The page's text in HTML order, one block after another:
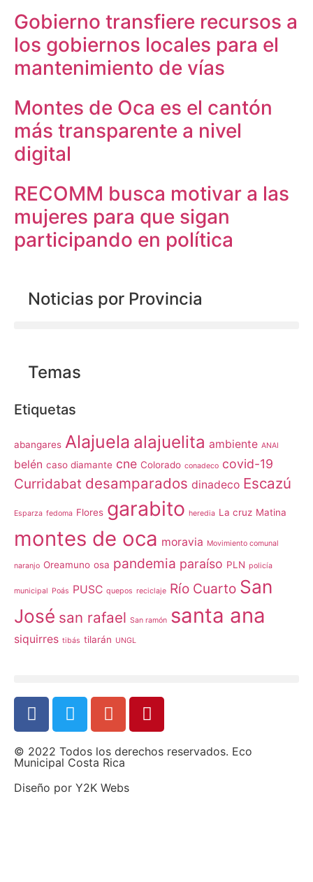
Gobierno transfiere recursos a
los gobiernos locales para el
mantenimiento de vías
Montes de Oca es el cantón
más transparente a nivel
digital
RECOMM busca motivar a las
mujeres para que sigan
participando en política
Noticias por Provincia
Temas
Etiquetas
abangares Alajuela alajuelita ambiente ANAI
belén caso diamante cne Colorado conadeco covid-19
Curridabat desamparados dinadeco Escazú
Esparza fedoma Flores garabito heredia La cruz Matina
montes de oca moravia Movimiento comunal
naranjo Oreamuno osa pandemia paraíso PLN policía
municipal Poás PUSC quepos reciclaje Río Cuarto San
José san rafael San ramón santa ana
siquirres tibás tilarán UNGL
© 2022 Todos los derechos reservados. Eco
Municipal Costa Rica
Diseño por Y2K Webs